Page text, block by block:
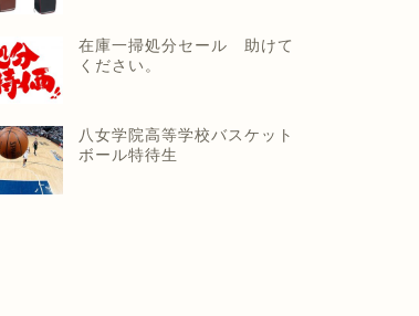
在庫一掃処分セール 助けて
ください。
八女学院高等学校バスケット
ボール特待生